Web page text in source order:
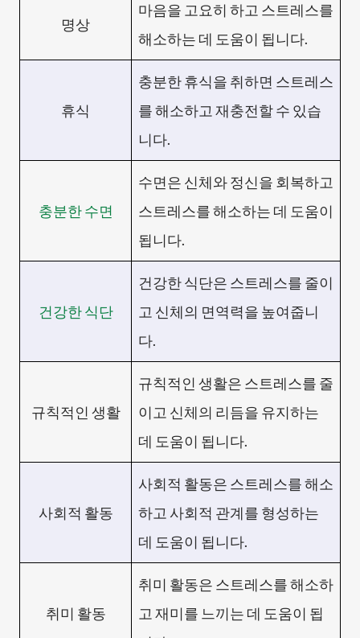
명상
마음을 고요히 하고 스트레스를
해소하는 데 도움이 됩니다.
휴식
충분한 휴식을 취하면 스트레스
를 해소하고 재충전할 수 있습
니다.
충분한 수면
수면은 신체와 정신을 회복하고
스트레스를 해소하는 데 도움이
됩니다.
건강한 식단
건강한 식단은 스트레스를 줄이
고 신체의 면역력을 높여줍니
다.
규칙적인 생활
규칙적인 생활은 스트레스를 줄
이고 신체의 리듬을 유지하는
데 도움이 됩니다.
사회적 활동
사회적 활동은 스트레스를 해소
하고 사회적 관계를 형성하는
데 도움이 됩니다.
취미 활동
취미 활동은 스트레스를 해소하
고 재미를 느끼는 데 도움이 됩